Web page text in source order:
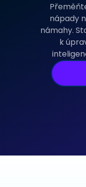
nápady
námahy.
k